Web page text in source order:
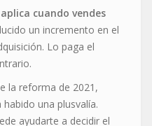
cuando vendes
un incremento en el
Lo paga el
la reforma de 2021,
una plusvalía.
ayudarte a decidir el